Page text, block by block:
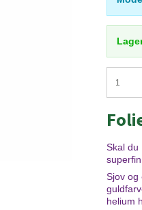
Skal du
Sjov og
helium